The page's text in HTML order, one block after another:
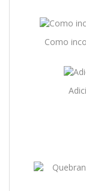
Como